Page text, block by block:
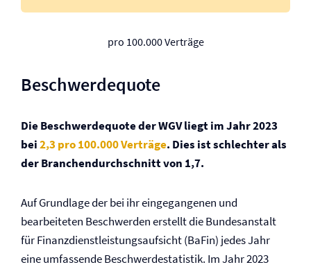
pro 100.000 Verträge
Beschwerdequote
Die Beschwerdequote der WGV liegt im Jahr 2023
bei2,3 pro 100.000 Verträge. Dies ist schlechter als
der Branchendurchschnitt von 1,7.
Auf Grundlage der bei ihr eingegangenen und
bearbeiteten Beschwerden erstellt die Bundesanstalt
für Finanzdienstleistungsaufsicht (BaFin) jedes Jahr
eine umfassende Beschwerdestatistik. Im Jahr 2023